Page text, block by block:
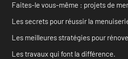
Faites-le vous-même : projets de
Les secrets pour réussir la
Les meilleures stratégies pour
Les travaux qui font la différence.